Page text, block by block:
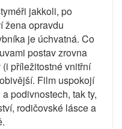
jakkoli, po
žena opravdu
je úchvatná. Co
postav zrovna
příležitostné vnitřní
Film uspokojí
podivnostech, tak ty,
rodičovské lásce a